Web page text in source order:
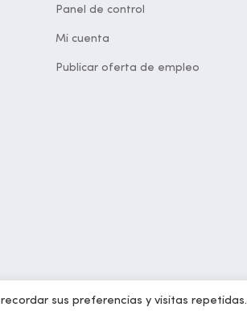
Panel de control
Mi cuenta
Publicar oferta de empleo
sus preferencias y visitas repetidas.